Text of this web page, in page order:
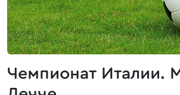
Чемпионат Италии.